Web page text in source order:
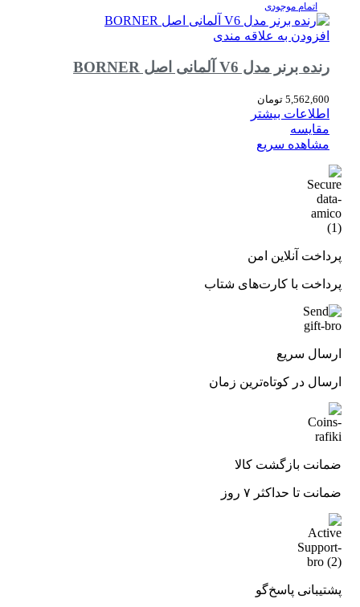
اتمام موجودی
افزودن به علاقه مندی
رنده برنر مدل V6 آلمانی اصل BORNER
5,562,600 تومان
اطلاعات بیشتر
مقایسه
مشاهده سریع
پرداخت آنلاین امن
پرداخت با کارت‌های شتاب
ارسال سریع
ارسال در کوتاه‌ترین زمان
ضمانت بازگشت کالا
ضمانت تا حداکثر ۷ روز
پشتیبانی پاسخ‌گو